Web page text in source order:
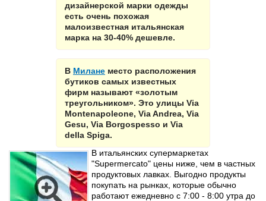
дизайнерской марки одежды
есть очень похожая
малоизвестная итальянская
марка на 30-40% дешевле.
В Милане место расположения
бутиков самых известных
фирм называют «золотым
треугольником». Это улицы Via
Montenapoleone, Via Andrea, Via
Gesu, Via Borgospesso и Via
della Spiga.
В итальянских супермаркетах
"Supermercato" цены ниже, чем в частных
продуктовых лавках. Выгодно продукты
покупать на рынках, которые обычно
работают ежедневно с 7:00 - 8:00 утра до